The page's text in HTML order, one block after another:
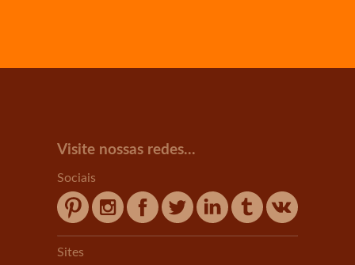
Visite nossas redes...
Sociais
Sites